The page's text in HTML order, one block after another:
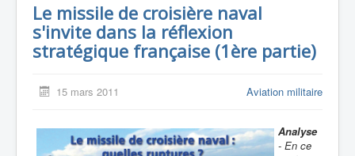
Le missile de croisière naval
s'invite dans la réflexion
stratégique française (1ère partie)
15 mars 2011 Aviation militaire
Analyse
- En ce